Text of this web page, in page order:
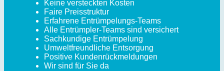
Keine versteckten Kosten
Faire Preisstruktur
Erfahrene Entrümpelungs-Teams
Alle Entrümpler-Teams sind versichert
Sachkundige Entrümpelung
Umweltfreundliche Entsorgung
Positive Kundenrückmeldungen
Wir sind für Sie da